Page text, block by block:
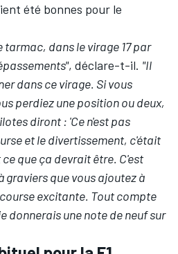
été bonnes pour le
tarmac, dans le virage 17 par
, déclare-t-il. "Il
dans ce virage. Si vous
perdiez une position ou deux,
diront : 'Ce n'est pas
et le divertissement, c'était
que ça devrait être. C'est
graviers que vous ajoutez à
excitante. Tout compte
donnerais une note de neuf sur